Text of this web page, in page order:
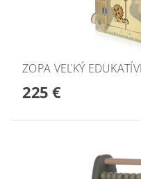
ZOPA VEĽKÝ
225 €